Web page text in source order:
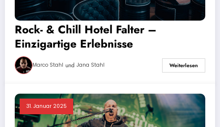
Rock- & Chill Hotel Falter –
Einzigartige Erlebnisse
Marco Stahl und Jana Stahl Weiterlesen
31. Januar 2025